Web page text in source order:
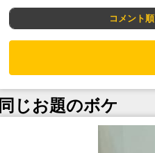
コメント順
同じお題のボケ